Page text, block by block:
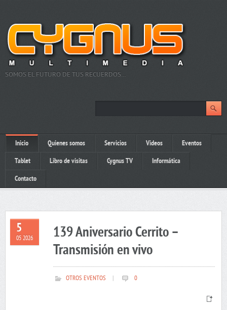
SOMOS EL FUTURO DE TUS RECUERDOS…
Inicio Quienes somos Servicios Videos Eventos
Tablet Libro de visitas Cygnus TV Informática
Contacto
5
05 2026
139 Aniversario Cerrito –
Transmisión en vivo
OTROS EVENTOS 0